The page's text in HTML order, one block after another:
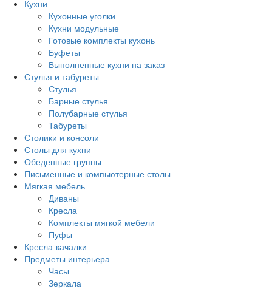
Кухни
Кухонные уголки
Кухни модульные
Готовые комплекты кухонь
Буфеты
Выполненные кухни на заказ
Стулья и табуреты
Стулья
Барные стулья
Полубарные стулья
Табуреты
Столики и консоли
Столы для кухни
Обеденные группы
Письменные и компьютерные столы
Мягкая мебель
Диваны
Кресла
Комплекты мягкой мебели
Пуфы
Кресла-качалки
Предметы интерьера
Часы
Зеркала